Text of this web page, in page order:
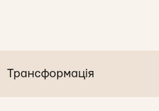
Трансформація